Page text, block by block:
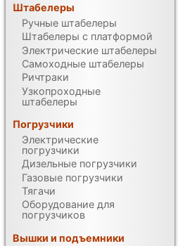
Штабелеры
Ручные штабелеры
Штабелеры с платформой
Электрические штабелеры
Самоходные штабелеры
Ричтраки
Узкопроходные
штабелеры
Погрузчики
Электрические
погрузчики
Дизельные погрузчики
Газовые погрузчики
Тягачи
Оборудование для
погрузчиков
Вышки и подъемники